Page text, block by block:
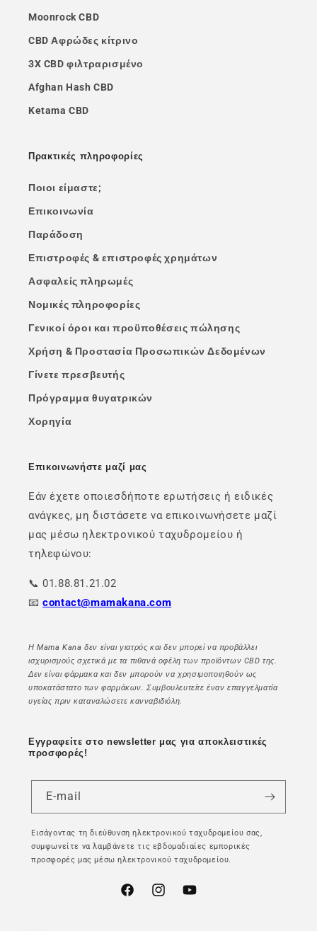
Moonrock CBD
CBD Αφρώδες κίτρινο
3X CBD φιλτραρισμένο
Afghan Hash CBD
Ketama CBD
Πρακτικές πληροφορίες
Ποιοι είμαστε;
Επικοινωνία
Παράδοση
Επιστροφές & επιστροφές χρημάτων
Ασφαλείς πληρωμές
Νομικές πληροφορίες
Γενικοί όροι και προϋποθέσεις πώλησης
Χρήση & Προστασία Προσωπικών Δεδομένων
Γίνετε πρεσβευτής
Πρόγραμμα θυγατρικών
Χορηγία
Επικοινωνήστε μαζί μας
Εάν έχετε οποιεσδήποτε ερωτήσεις ή ειδικές
ανάγκες, μη διστάσετε να επικοινωνήσετε μαζί
μας μέσω ηλεκτρονικού ταχυδρομείου ή
τηλεφώνου:
📞 01.88.81.21.02
📧contact@mamakana.com
Η Mama Kana δεν είναι γιατρός και δεν μπορεί να προβάλλει
ισχυρισμούς σχετικά με τα πιθανά οφέλη των προϊόντων CBD της.
Δεν είναι φάρμακα και δεν μπορούν να χρησιμοποιηθούν ως
υποκατάστατο των φαρμάκων. Συμβουλευτείτε έναν επαγγελματία
υγείας πριν καταναλώσετε κανναβιδιόλη.
Εγγραφείτε στο newsletter μας για αποκλειστικές
προσφορές!
E-mail
Εισάγοντας τη διεύθυνση ηλεκτρονικού ταχυδρομείου σας,
συμφωνείτε να λαμβάνετε τις εβδομαδιαίες εμπορικές
προσφορές μας μέσω ηλεκτρονικού ταχυδρομείου.
FacebookInstagramYouTube